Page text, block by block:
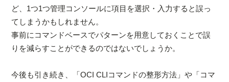
ど、1つ1つ管理コンソールに項目を選択・入力すると誤っ
てしまうかもしれません。
事前にコマンドベースでパターンを用意しておくことで誤
りを減らすことができるのではないでしょうか。
今後も引き続き、「OCI CLIコマンドの整形方法」や「コマ